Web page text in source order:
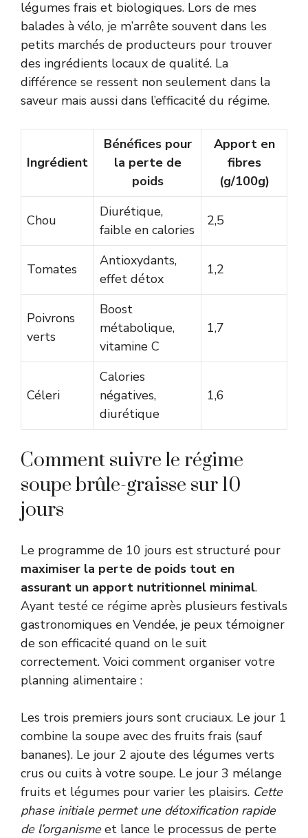
légumes frais et biologiques. Lors de mes
balades à vélo, je m’arrête souvent dans les
petits marchés de producteurs pour trouver
des ingrédients locaux de qualité. La
différence se ressent non seulement dans la
saveur mais aussi dans l’efficacité du régime.
Ingrédient
Bénéfices pour
la perte de
poids
Apport en
fibres
(g/100g)
Chou
Diurétique,
faible en calories
2,5
Tomates
Antioxydants,
effet détox
1,2
Poivrons
verts
Boost
métabolique,
vitamine C
1,7
Céleri
Calories
négatives,
diurétique
1,6
Comment suivre le régime
soupe brûle-graisse sur 10
jours
Le programme de 10 jours est structuré pour
maximiser la perte de poids tout en
assurant un apport nutritionnel minimal.
Ayant testé ce régime après plusieurs festivals
gastronomiques en Vendée, je peux témoigner
de son efficacité quand on le suit
correctement. Voici comment organiser votre
planning alimentaire :
Les trois premiers jours sont cruciaux. Le jour 1
combine la soupe avec des fruits frais (sauf
bananes). Le jour 2 ajoute des légumes verts
crus ou cuits à votre soupe. Le jour 3 mélange
fruits et légumes pour varier les plaisirs. Cette
phase initiale permet une détoxification rapide
de l’organismeet lance le processus de perte